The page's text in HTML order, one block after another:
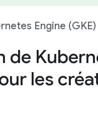
Engine (GKE)
de
les